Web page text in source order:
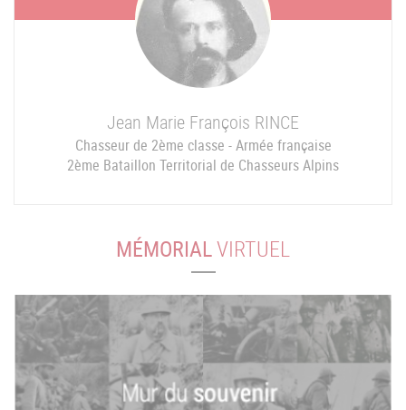
Jean Marie François RINCE
Chasseur de 2ème classe - Armée française
2ème Bataillon Territorial de Chasseurs Alpins
MÉMORIALVIRTUEL